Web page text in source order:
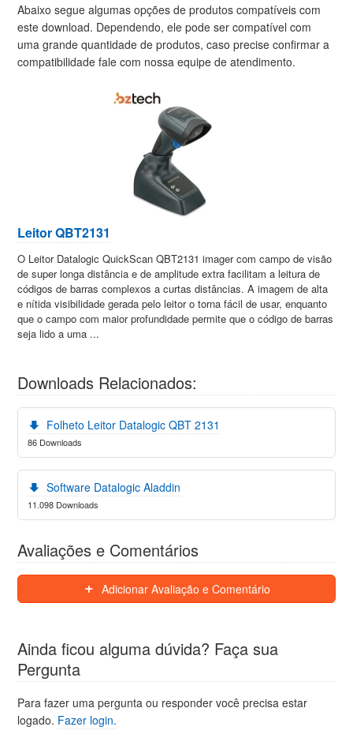
Abaixo segue algumas opções de produtos compatíveis com
este download. Dependendo, ele pode ser compatível com
uma grande quantidade de produtos, caso precise confirmar a
compatibilidade fale com nossa equipe de atendimento.
Leitor QBT2131
O Leitor Datalogic QuickScan QBT2131 imager com campo de visão
de super longa distância e de amplitude extra facilitam a leitura de
códigos de barras complexos a curtas distâncias. A imagem de alta
e nítida visibilidade gerada pelo leitor o torna fácil de usar, enquanto
que o campo com maior profundidade permite que o código de barras
seja lido a uma ...
Downloads Relacionados:
Folheto Leitor Datalogic QBT 2131
86 Downloads
Software Datalogic Aladdin
11.098 Downloads
Avaliações e Comentários
Adicionar Avaliação e Comentário
Ainda ficou alguma dúvida? Faça sua
Pergunta
Para fazer uma pergunta ou responder você precisa estar
logado. Fazer login.